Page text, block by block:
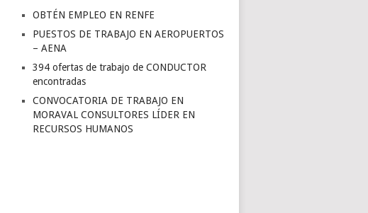
OBTÉN EMPLEO EN RENFE
PUESTOS DE TRABAJO EN AEROPUERTOS
– AENA
394 ofertas de trabajo de CONDUCTOR
encontradas
CONVOCATORIA DE TRABAJO EN
MORAVAL CONSULTORES LÍDER EN
RECURSOS HUMANOS